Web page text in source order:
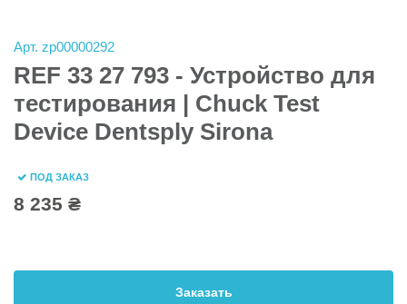
Арт. zp00000292
REF 33 27 793 - Устройство для
тестирования | Chuck Test
Device Dentsply Sirona
ПОД ЗАКАЗ
8 235 ₴
Заказать